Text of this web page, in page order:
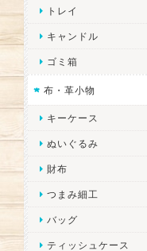
トレイ
キャンドル
ゴミ箱
布・革小物
キーケース
ぬいぐるみ
財布
つまみ細工
バッグ
ティッシュケース